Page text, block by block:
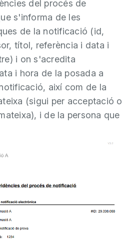
del procés de
s'informa de les
de la notificació (id,
títol, referència i data i
i on s'acredita
i hora de la posada a
així com de la
(sigui per acceptació o
i de la persona que